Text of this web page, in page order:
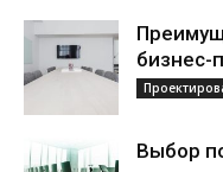
бизнес-
Выбор